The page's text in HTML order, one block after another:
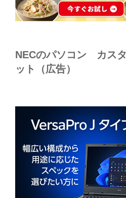
NECのパソコン カス
ット（広告）